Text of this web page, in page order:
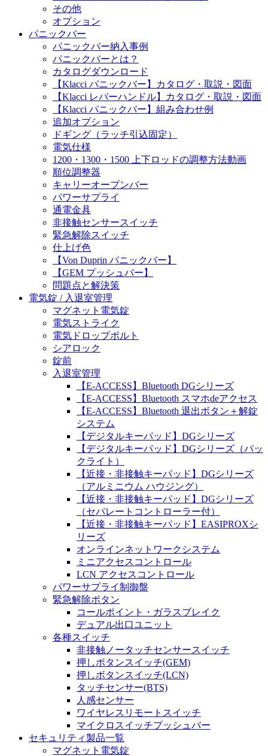
その他
オプション
パニックバー
パニックバー納入事例
パニックバーとは？
カタログダウンロード
【Klacci パニックバー】カタログ・取説・図面
【Klacci レバーハンドル】カタログ・取説・図面
【Klacci パニックバー】組み合わせ例
追加オプション
ドギング（ラッチ引込固定）
電気仕様
1200・1300・1500 上下ロッドの調整方法動画
順位調整器
キャリーオープンバー
パワーサプライ
通電金具
非接触センサースイッチ
緊急解除スイッチ
仕上げ色
【Von Duprin パニックバー】
【GEM プッシュバー】
問題点と解決策
電気錠 / 入退室管理
マグネット電気錠
電気ストライク
電気ドロップボルト
シアロック
錠前
入退室管理
【E-ACCESS】Bluetooth DGシリーズ
【E-ACCESS】Bluetooth スマホdeアクセス
【E-ACCESS】Bluetooth 退出ボタン＋解錠
システム
【デジタルキーパッド】DGシリーズ
【デジタルキーパッド】DGシリーズ（バッ
クライト）
【近接・非接触キーパッド】DGシリーズ
（アルミニウム ハウジング）
【近接・非接触キーパッド】DGシリーズ
（セパレートコントローラー付）
【近接・非接触キーパッド】EASIPROXシ
リーズ
オンラインネットワークシステム
ミニアクセスコントロール
LCN アクセスコントロール
パワーサプライ制御盤
緊急解除ボタン
コールポイント・ガラスブレイク
デュアル出口ユニット
各種スイッチ
非接触ノータッチセンサースイッチ
押しボタンスイッチ(GEM)
押しボタンスイッチ(LCN)
タッチセンサー(BTS)
人感センサー
ワイヤレスリモートスイッチ
マイクロスイッチプッシュバー
セキュリティ製品一覧
マグネット電気錠